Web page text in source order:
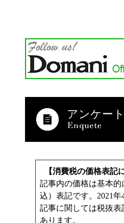
アンケート
【消費税の価格表記
記事内の価格は基本的
込）表記です。2021年
記事に関しては税抜表
あります。